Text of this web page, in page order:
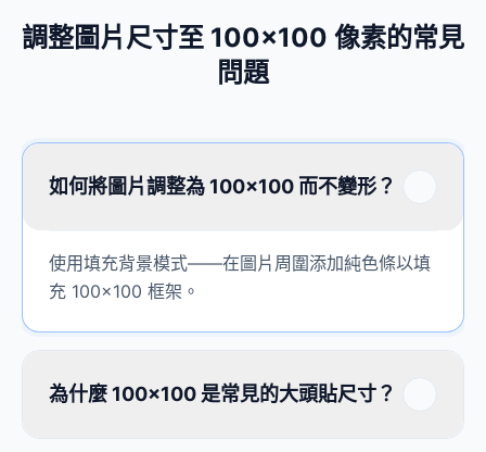
調整圖片尺寸至 100×100 像素的常見
問題
如何將圖片調整為 100×100 而不變形？
使用填充背景模式——在圖片周圍添加純色條以填
充 100×100 框架。
為什麼 100×100 是常見的大頭貼尺寸？